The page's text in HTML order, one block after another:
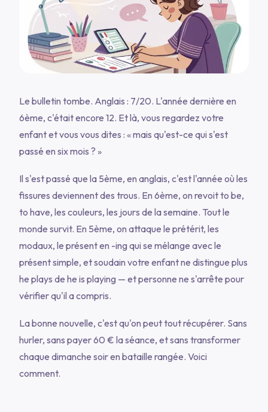
Le bulletin tombe. Anglais : 7/20. L'année dernière en
6ème, c'était encore 12. Et là, vous regardez votre
enfant et vous vous dites : « mais qu'est-ce qui s'est
passé en six mois ? »
Il s'est passé que la 5ème, en anglais, c'est l'année où les
fissures deviennent des trous. En 6ème, on revoitto be,
to have, les couleurs, les jours de la semaine. Tout le
monde survit. En 5ème, on attaque le prétérit, les
modaux, le présent en -ing qui se mélange avec le
présent simple, et soudain votre enfant ne distingue plus
he plays de he is playing — et personne ne s'arrête pour
vérifier qu'il a compris.
La bonne nouvelle, c'est qu'on peut tout récupérer. Sans
hurler, sans payer 60 € la séance, et sans transformer
chaque dimanche soir en bataille rangée. Voici
comment.